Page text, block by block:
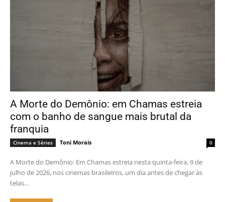
A Morte do Demônio: em Chamas estreia
com o banho de sangue mais brutal da
franquia
Cinema e Séries Toni Morais 0
A Morte do Demônio: Em Chamas estreia nesta quinta-feira, 9 de
julho de 2026, nos cinemas brasileiros, um dia antes de chegar às
telas...